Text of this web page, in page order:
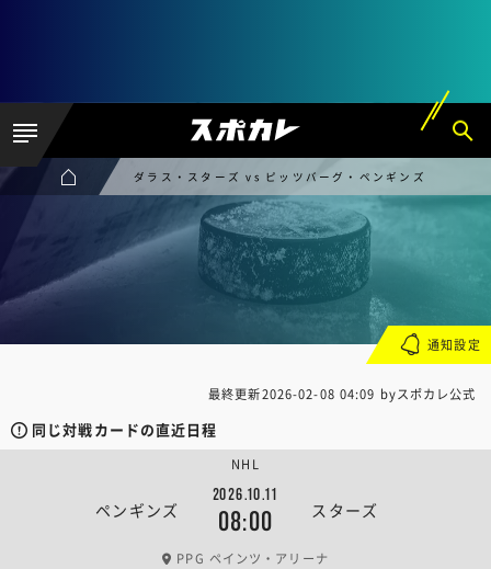
ダラス・スターズ vs ピッツバーグ・ペンギンズ
最終更新2026-02-08 04:09 byスポカレ公式
同じ対戦カードの直近日程
ペンギンズ
2026.10.11
08:00 スターズ
NHL
PPG ペインツ・アリーナ
通知設定